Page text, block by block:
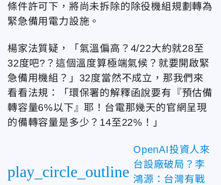
條件許可下，將尚未拆除的除役機組規劃轉為
緊急備用電力設施。
楊家法質疑，「氣溫偏高？4/22大約就28至
32度吧?？這個溫度算極端氣候？就要開啟緊
急備用機組？」32度當然不成立，那我們來
看看法規：「環保署的解釋函說要有『預估備
轉容量6%以下』耶！台電那幾天的官網呈現
的備轉容量是多少？14至22%！」
play_circle_outline
OpenAI投資人來
台設廠破局？李
鴻源：台灣有戰